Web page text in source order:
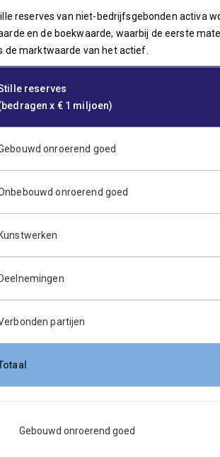
reserves van niet-bedrijfsgebonden activa
en de boekwaarde, waarbij de eerste
de marktwaarde van het actief.
reserves
x € 1 miljoen)
onroerend goed
onroerend goed
Kunstwerken
Deelnemingen
partijen
Gebouwd onroerend goed